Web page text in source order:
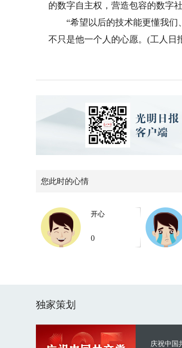
的数字自主权，营造包容的数字社
“希望以后的技术能更懂我们
不只是他一个人的心愿。(工人日
您此时的心情
开心
0
独家策划
庆祝中国